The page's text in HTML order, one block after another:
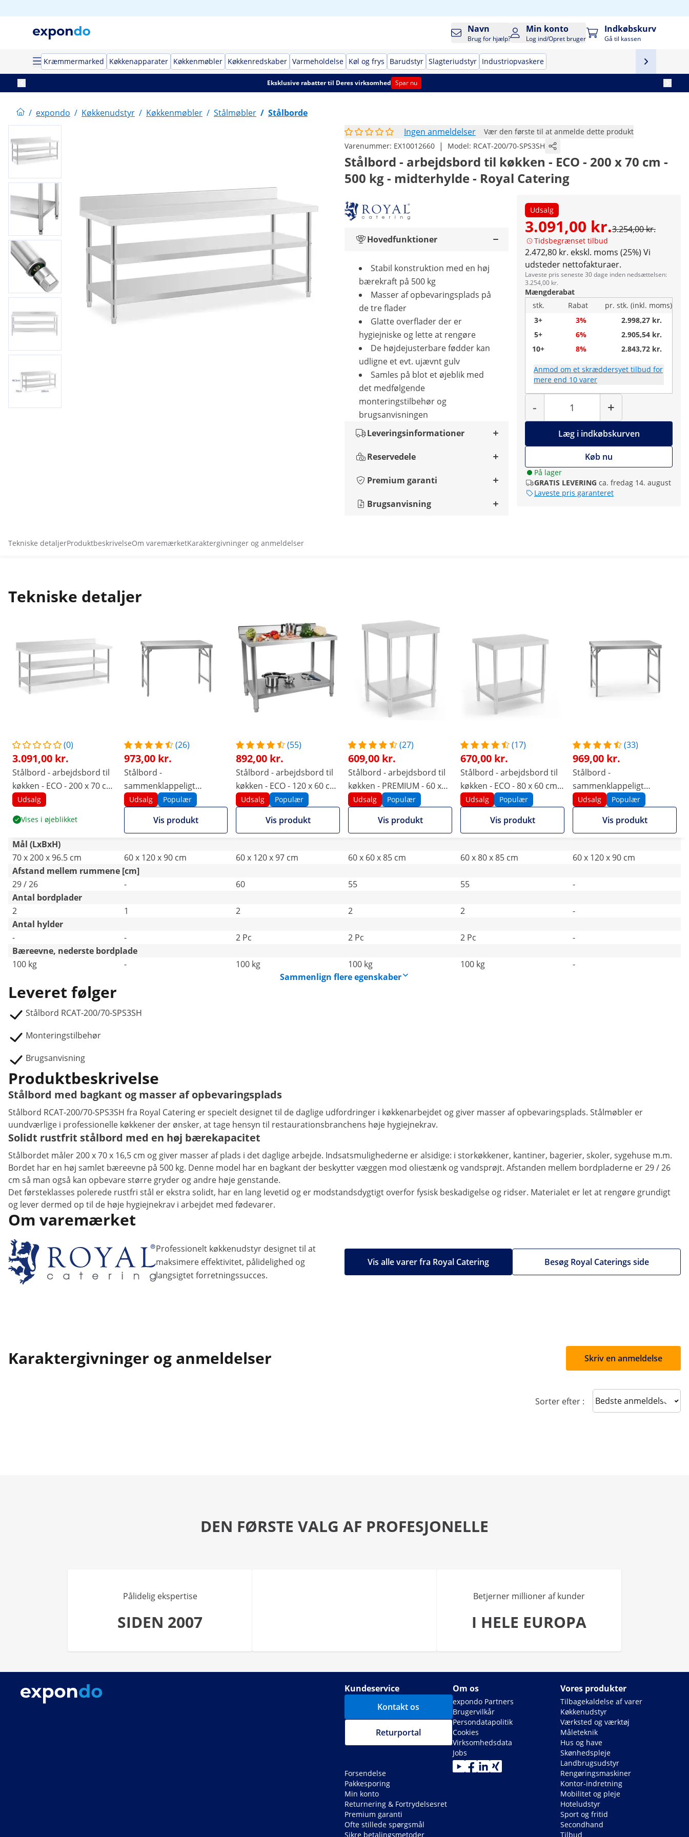
Navn
Brug for hjælp?
Min konto
Log ind/Opret bruger
Indkøbskurv
Gå til kassen
Kræmmermarked Køkkenapparater Køkkenmøbler Køkkenredskaber Varmeholdelse Køl og frys Barudstyr Slagteriudstyr Industriopvaskere
Eksklusive rabatter til Deres virksomhed Spar nu
/ expondo / Køkkenudstyr / Køkkenmøbler / Stålmøbler / Stålborde
Ingen anmeldelser
Vær den første til at anmelde dette produkt
Varenummer: EX10012660 | Model: RCAT-200/70-SPS3SH
Stålbord - arbejdsbord til køkken - ECO - 200 x 70 cm -
500 kg - midterhylde - Royal Catering
Udsalg
3.091,00 kr.3.254,00 kr.
Tidsbegrænset tilbud
2.472,80 kr. ekskl. moms (25%) Vi
udsteder nettofakturaer.
Laveste pris seneste 30 dage inden nedsættelsen:
3.254,00 kr.
Mængderabat
stk.
Rabat
pr. stk. (inkl. moms)
3+
3%
2.998,27 kr.
5+
6%
2.905,54 kr.
10+
8% 2.843,72 kr.
Anmod om et skræddersyet tilbud for
mere end 10 varer
-
Antal
+
Læg i indkøbskurven
Køb nu
På lager
GRATIS LEVERING ca. fredag 14. august
Laveste pris garanteret
Hovedfunktioner
Stabil konstruktion med en høj
bærekraft på 500 kg
Masser af opbevaringsplads på
de tre flader
Glatte overflader der er
hygiejniske og lette at rengøre
De højdejusterbare fødder kan
udligne et evt. ujævnt gulv
Samles på blot et øjeblik med
det medfølgende
monteringstilbehør og
brugsanvisningen
Leveringsinformationer
Reservedele
Premium garanti
Brugsanvisning
Tekniske detaljerProduktbeskrivelseOm varemærketKaraktergivninger og anmeldelser
Tekniske detaljer
(0)
3.091,00 kr.
Stålbord - arbejdsbord til
køkken - ECO - 200 x 70 cm
- 500 kg - midterhylde -
Udsalg
Vises i øjeblikket
(26)
973,00 kr.
Stålbord -
sammenklappeligt
arbejdsbord - PREMIUM -
120 x 60 cm - 210 kg -
Royal Catering
Udsalg Populær
Vis produkt
(55)
892,00 kr.
Stålbord - arbejdsbord til
køkken - ECO - 120 x 60 cm
- 250 kg - med bagkant -
Royal Catering
Udsalg Populær
Vis produkt
(27)
609,00 kr.
Stålbord - arbejdsbord til
køkken - PREMIUM - 60 x
60 cm - 250 kg - Royal
Catering
Udsalg Populær
Vis produkt
(17)
670,00 kr.
Stålbord - arbejdsbord til
køkken - ECO - 80 x 60 cm -
250 kg - Royal Catering
Udsalg Populær
Vis produkt
(33)
969,00 kr.
Stålbord -
sammenklappeligt
arbejdsbord - ECO - 60 x
120 cm - 210 kg - Royal
Catering
Udsalg Populær
Vis produkt
Mål (LxBxH)
70 x 200 x 96.5 cm
60 x 120 x 90 cm 60 x 120 x 97 cm 60 x 60 x 85 cm 60 x 80 x 85 cm
60 x 120 x 90 cm
Afstand mellem rummene [cm]
29 / 26
- 60 55 55
-
Antal bordplader
2
1 2 2 2
-
Antal hylder
-
- 2 Pc 2 Pc 2 Pc
-
Bæreevne, nederste bordplade
100 kg
- 100 kg 100 kg 100 kg
-
Sammenlign flere egenskaber
Leveret følger
Stålbord RCAT-200/70-SPS3SH
Monteringstilbehør
Brugsanvisning
Produktbeskrivelse
Stålbord med bagkant og masser af opbevaringsplads
Stålbord RCAT-200/70-SPS3SH fra Royal Catering er specielt designet til de daglige udfordringer i køkkenarbejdet og giver masser af opbevaringsplads. Stålmøbler er
uundværlige i professionelle køkkener der ønsker, at tage hensyn til restaurationsbranchens høje hygiejnekrav.
Solidt rustfrit stålbord med en høj bærekapacitet
Stålbordet måler 200 x 70 x 16,5 cm og giver masser af plads i det daglige arbejde. Indsatsmulighederne er alsidige: i storkøkkener, kantiner, bagerier, skoler, sygehuse m.m.
Bordet har en høj samlet bæreevne på 500 kg. Denne model har en bagkant der beskytter væggen mod oliestænk og vandsprøjt. Afstanden mellem bordpladerne er 29 / 26
cm så man også kan opbevare større gryder og andre høje genstande.
Det førsteklasses polerede rustfri stål er ekstra solidt, har en lang levetid og er modstandsdygtigt overfor fysisk beskadigelse og ridser. Materialet er let at rengøre grundigt
og lever dermed op til de høje hygiejnekrav i arbejdet med fødevarer.
Om varemærket
Professionelt køkkenudstyr designet til at
maksimere effektivitet, pålidelighed og
langsigtet forretningssucces.
Besøg Royal Caterings side
Vis alle varer fra Royal Catering
Karaktergivninger og anmeldelser Skriv en anmeldelse
Sorter efter : Sort reviews
DEN FØRSTE VALG AF PROFESJONELLE
Pålidelig ekspertise
SIDEN 2007
Betjerner millioner af kunder
I HELE EUROPA
Kundeservice
Kontakt os
Returportal
Forsendelse
Pakkesporing
Min konto
Returnering & Fortrydelsesret
Premium garanti
Ofte stillede spørgsmål
Sikre betalingsmetoder
Om os
expondo Partners
Brugervilkår
Persondatapolitik
Cookies
Virksomhedsdata
Jobs
Vores produkter
Tilbagekaldelse af varer
Køkkenudstyr
Værksted og værktøj
Måleteknik
Hus og have
Skønhedspleje
Landbrugsudstyr
Rengøringsmaskiner
Kontor-indretning
Mobilitet og pleje
Hoteludstyr
Sport og fritid
Secondhand
Tilbud